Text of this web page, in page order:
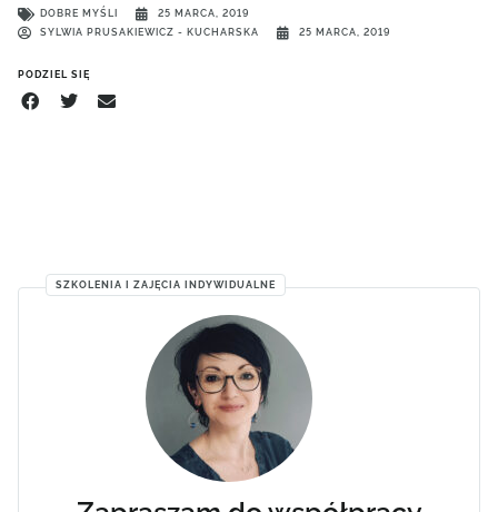
DOBRE MYŚLI
25 MARCA, 2019
SYLWIA PRUSAKIEWICZ - KUCHARSKA
25 MARCA, 2019
PODZIEL SIĘ
SZKOLENIA I ZAJĘCIA INDYWIDUALNE